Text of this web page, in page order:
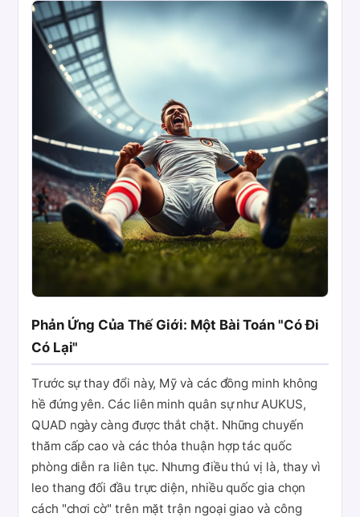
Phản Ứng Của Thế Giới: Một Bài Toán "Có Đi
Có Lại"
Trước sự thay đổi này, Mỹ và các đồng minh không
hề đứng yên. Các liên minh quân sự như AUKUS,
QUAD ngày càng được thắt chặt. Những chuyến
thăm cấp cao và các thỏa thuận hợp tác quốc
phòng diễn ra liên tục. Nhưng điều thú vị là, thay vì
leo thang đối đầu trực diện, nhiều quốc gia chọn
cách "chơi cờ" trên mặt trận ngoại giao và công